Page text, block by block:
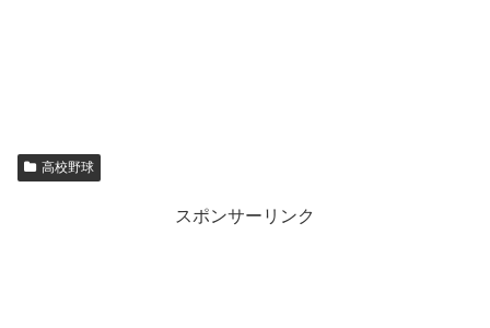
高校野球
スポンサーリンク